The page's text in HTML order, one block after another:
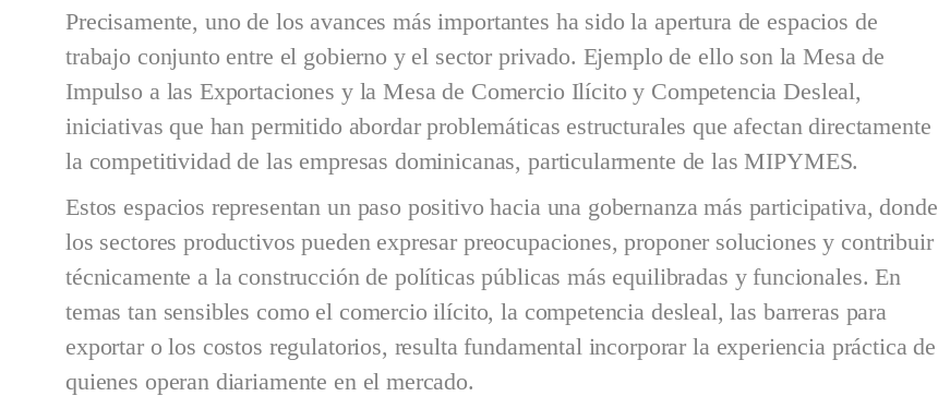
Precisamente, uno de los avances más importantes ha sido la apertura de espacios de
trabajo conjunto entre el gobierno y el sector privado. Ejemplo de ello son la Mesa de
Impulso a las Exportaciones y la Mesa de Comercio Ilícito y Competencia Desleal,
iniciativas que han permitido abordar problemáticas estructurales que afectan directamente
la competitividad de las empresas dominicanas, particularmente de las MIPYMES.
Estos espacios representan un paso positivo hacia una gobernanza más participativa, donde
los sectores productivos pueden expresar preocupaciones, proponer soluciones y contribuir
técnicamente a la construcción de políticas públicas más equilibradas y funcionales. En
temas tan sensibles como el comercio ilícito, la competencia desleal, las barreras para
exportar o los costos regulatorios, resulta fundamental incorporar la experiencia práctica de
quienes operan diariamente en el mercado.